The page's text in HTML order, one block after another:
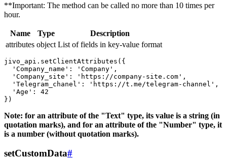
**Important: The method can be called no more than 10 times per
hour.
Name Type
Description
attributes object List of fields in key-value format
jivo_api.setClientAttributes({
  'Company_name': 'Company',
  'Company_site': 'https://company-site.com',
  'Telegram_chanel': 'https://t.me/telegram-channel',
  'Age': 42
Note: for an attribute of the "Text" type, its value is a string (in
quotation marks), and for an attribute of the "Number" type, it
is a number (without quotation marks).
setCustomData#